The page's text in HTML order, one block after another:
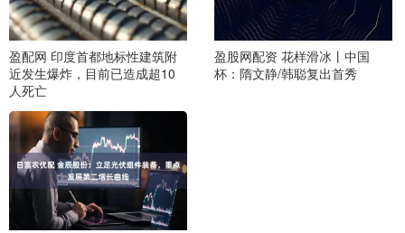
盈配网 印度首都地标性建筑附
近发生爆炸，目前已造成超10
人死亡
盈股网配资 花样滑冰丨中国
杯：隋文静/韩聪复出首秀